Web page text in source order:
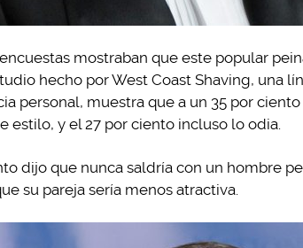
mostraban que este popular
hecho por West Coast Shaving, una
personal, muestra que a un 35 por
estilo, y el 27 por ciento incluso lo odia.
dijo que nunca saldría con un hombre
su pareja sería menos atractiva.